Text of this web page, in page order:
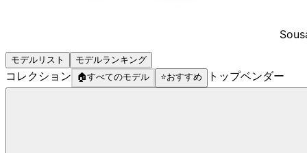
モデルリスト モデルランキング
コレクション 🏠すべてのモデル ⭐おすすめ トップベンダー